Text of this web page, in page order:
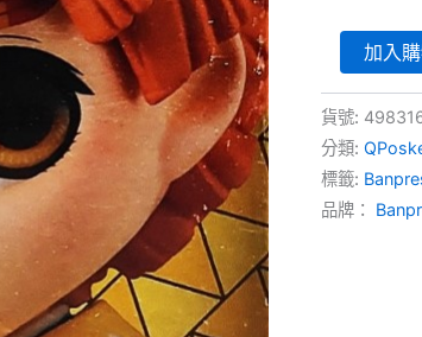
Qposket
鬼
滅
之
刃
-
我
加入
貨號:
分類:
標籤:
品牌：